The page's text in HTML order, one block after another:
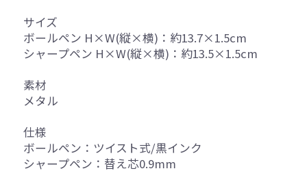
サイズ
ボールペン H×W(縦×横)：約13.7×1.5cm
シャープペン H×W(縦×横)：約13.5×1.5cm
素材
メタル
仕様
ボールペン：ツイスト式/黒インク
シャープペン：替え芯0.9mm